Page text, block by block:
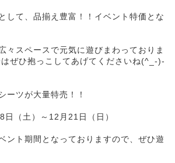
して、品揃え豊富！！イベント特価とな
々スペースで元気に遊びまわっておりま
ぜひ抱っこしてあげてくださいね(^_-)-
ーツが大量特売！！
（土）～12月21日（日）
ント期間となっておりますので、ぜひ遊